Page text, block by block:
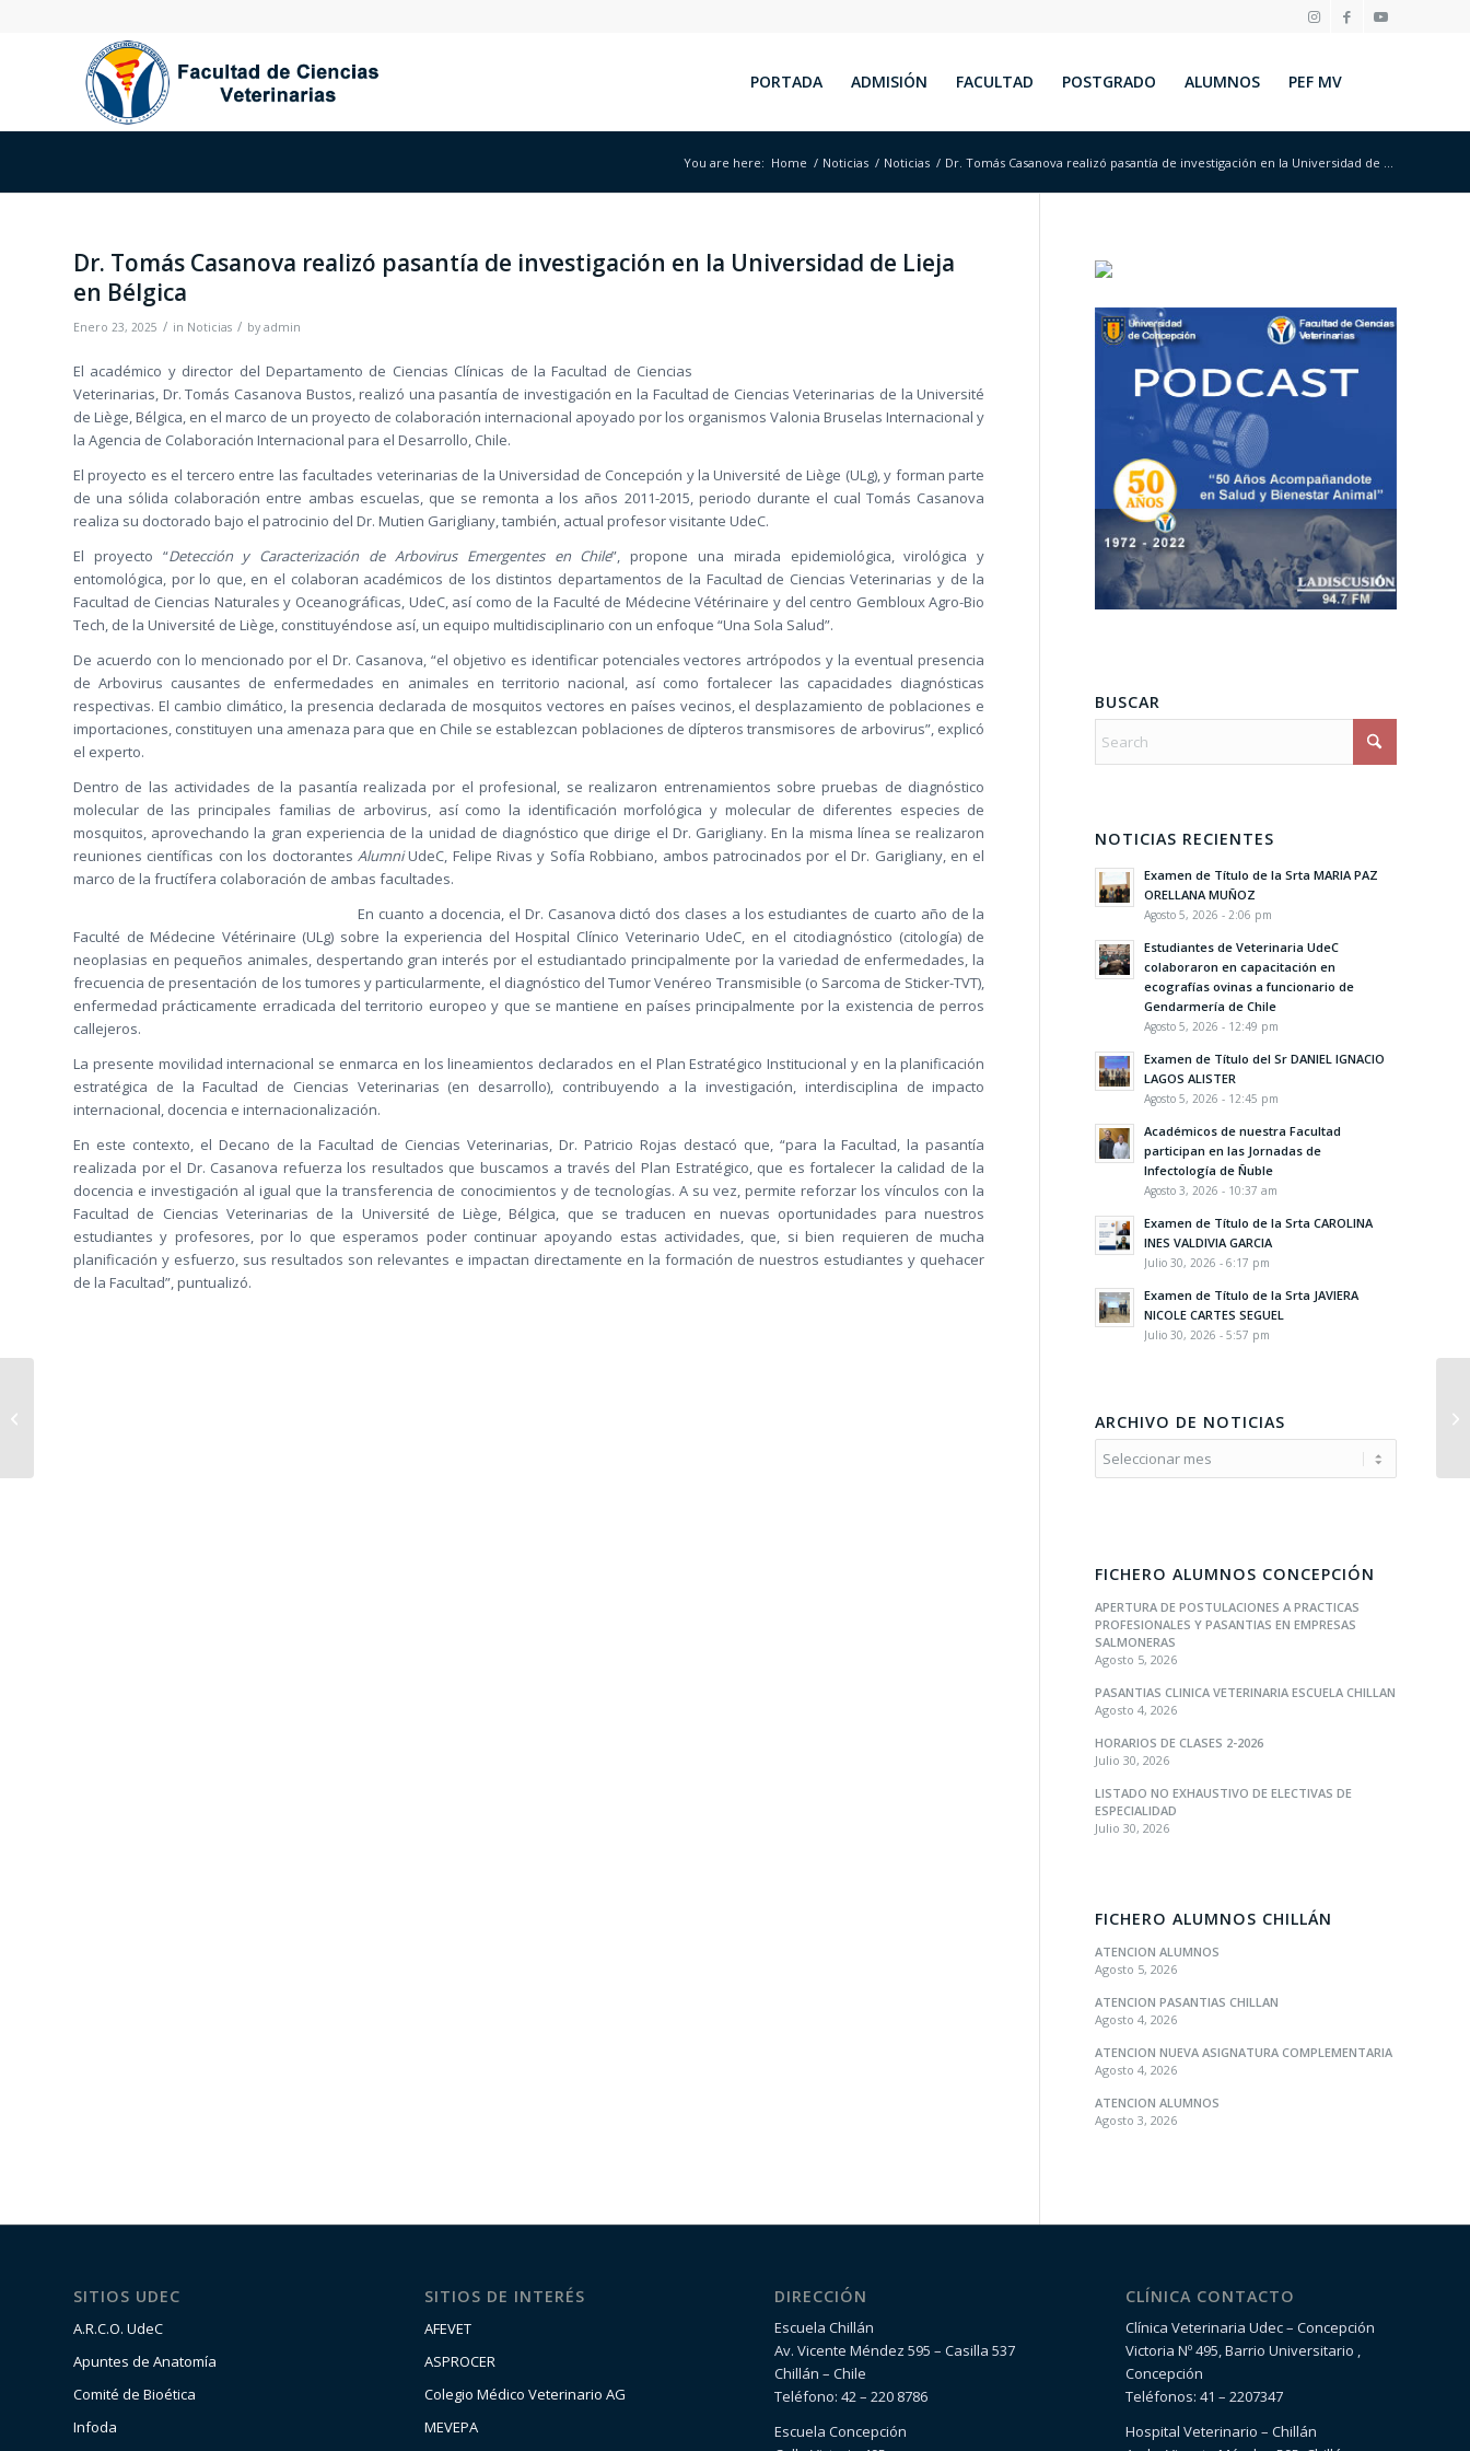
PORTADA ADMISIÓN FACULTAD POSTGRADO ALUMNOS PEF MV
You are here: Home / Noticias / Noticias / Dr. Tomás Casanova realizó pasantía de investigación en la Universidad de ...
Dr. Tomás Casanova realizó pasantía de investigación en la Universidad de Lieja
en Bélgica
Enero 23, 2025 / in Noticias / by admin
El académico y director del Departamento de Ciencias Clínicas de la Facultad de Ciencias
Veterinarias, Dr. Tomás Casanova Bustos, realizó una pasantía de investigación en la Facultad de Ciencias Veterinarias de la Université
de Liège, Bélgica, en el marco de un proyecto de colaboración internacional apoyado por los organismos Valonia Bruselas Internacional y
la Agencia de Colaboración Internacional para el Desarrollo, Chile.
El proyecto es el tercero entre las facultades veterinarias de la Universidad de Concepción y la Université de Liège (ULg), y forman parte
de una sólida colaboración entre ambas escuelas, que se remonta a los años 2011-2015, periodo durante el cual Tomás Casanova
realiza su doctorado bajo el patrocinio del Dr. Mutien Garigliany, también, actual profesor visitante UdeC.
El proyecto “Detección y Caracterización de Arbovirus Emergentes en Chile”, propone una mirada epidemiológica, virológica y
entomológica, por lo que, en el colaboran académicos de los distintos departamentos de la Facultad de Ciencias Veterinarias y de la
Facultad de Ciencias Naturales y Oceanográficas, UdeC, así como de la Faculté de Médecine Vétérinaire y del centro Gembloux Agro-Bio
Tech, de la Université de Liège, constituyéndose así, un equipo multidisciplinario con un enfoque “Una Sola Salud”.
De acuerdo con lo mencionado por el Dr. Casanova, “el objetivo es identificar potenciales vectores artrópodos y la eventual presencia
de Arbovirus causantes de enfermedades en animales en territorio nacional, así como fortalecer las capacidades diagnósticas
respectivas. El cambio climático, la presencia declarada de mosquitos vectores en países vecinos, el desplazamiento de poblaciones e
importaciones, constituyen una amenaza para que en Chile se establezcan poblaciones de dípteros transmisores de arbovirus”, explicó
el experto.
Dentro de las actividades de la pasantía realizada por el profesional, se realizaron entrenamientos sobre pruebas de diagnóstico
molecular de las principales familias de arbovirus, así como la identificación morfológica y molecular de diferentes especies de
mosquitos, aprovechando la gran experiencia de la unidad de diagnóstico que dirige el Dr. Garigliany. En la misma línea se realizaron
reuniones científicas con los doctorantes AlumniUdeC, Felipe Rivas y Sofía Robbiano, ambos patrocinados por el Dr. Garigliany, en el
marco de la fructífera colaboración de ambas facultades.
En cuanto a docencia, el Dr. Casanova dictó dos clases a los estudiantes de cuarto año de la
Faculté de Médecine Vétérinaire (ULg) sobre la experiencia del Hospital Clínico Veterinario UdeC, en el citodiagnóstico (citología) de
neoplasias en pequeños animales, despertando gran interés por el estudiantado principalmente por la variedad de enfermedades, la
frecuencia de presentación de los tumores y particularmente, el diagnóstico del Tumor Venéreo Transmisible (o Sarcoma de Sticker-TVT),
enfermedad prácticamente erradicada del territorio europeo y que se mantiene en países principalmente por la existencia de perros
callejeros.
La presente movilidad internacional se enmarca en los lineamientos declarados en el Plan Estratégico Institucional y en la planificación
estratégica de la Facultad de Ciencias Veterinarias (en desarrollo), contribuyendo a la investigación, interdisciplina de impacto
internacional, docencia e internacionalización.
En este contexto, el Decano de la Facultad de Ciencias Veterinarias, Dr. Patricio Rojas destacó que, “para la Facultad, la pasantía
realizada por el Dr. Casanova refuerza los resultados que buscamos a través del Plan Estratégico, que es fortalecer la calidad de la
docencia e investigación al igual que la transferencia de conocimientos y de tecnologías. A su vez, permite reforzar los vínculos con la
Facultad de Ciencias Veterinarias de la Université de Liège, Bélgica, que se traducen en nuevas oportunidades para nuestros
estudiantes y profesores, por lo que esperamos poder continuar apoyando estas actividades, que, si bien requieren de mucha
planificación y esfuerzo, sus resultados son relevantes e impactan directamente en la formación de nuestros estudiantes y quehacer
de la Facultad”, puntualizó.
BUSCAR
NOTICIAS RECIENTES
Examen de Título de la Srta MARIA PAZ
ORELLANA MUÑOZ
Agosto 5, 2026 - 2:06 pm
Estudiantes de Veterinaria UdeC
colaboraron en capacitación en
ecografías ovinas a funcionario de
Gendarmería de Chile
Agosto 5, 2026 - 12:49 pm
Examen de Título del Sr DANIEL IGNACIO
LAGOS ALISTER
Agosto 5, 2026 - 12:45 pm
Académicos de nuestra Facultad
participan en las Jornadas de
Infectología de Ñuble
Agosto 3, 2026 - 10:37 am
Examen de Título de la Srta CAROLINA
INES VALDIVIA GARCIA
Julio 30, 2026 - 6:17 pm
Examen de Título de la Srta JAVIERA
NICOLE CARTES SEGUEL
Julio 30, 2026 - 5:57 pm
ARCHIVO DE NOTICIAS
FICHERO ALUMNOS CONCEPCIÓN
APERTURA DE POSTULACIONES A PRACTICAS
PROFESIONALES Y PASANTIAS EN EMPRESAS
SALMONERAS
Agosto 5, 2026
PASANTIAS CLINICA VETERINARIA ESCUELA CHILLAN
Agosto 4, 2026
HORARIOS DE CLASES 2-2026
Julio 30, 2026
LISTADO NO EXHAUSTIVO DE ELECTIVAS DE
ESPECIALIDAD
Julio 30, 2026
FICHERO ALUMNOS CHILLÁN
ATENCION ALUMNOS
Agosto 5, 2026
ATENCION PASANTIAS CHILLAN
Agosto 4, 2026
ATENCION NUEVA ASIGNATURA COMPLEMENTARIA
Agosto 4, 2026
ATENCION ALUMNOS
Agosto 3, 2026
SITIOS UDEC
A.R.C.O. UdeC
Apuntes de Anatomía
Comité de Bioética
Infoda
SITIOS DE INTERÉS
AFEVET
ASPROCER
Colegio Médico Veterinario AG
MEVEPA
DIRECCIÓN
Escuela Chillán
Av. Vicente Méndez 595 – Casilla 537
Chillán – Chile
Teléfono: 42 – 220 8786
Escuela Concepción
CLÍNICA CONTACTO
Clínica Veterinaria Udec – Concepción
Victoria Nº 495, Barrio Universitario ,
Concepción
Teléfonos: 41 – 2207347
Hospital Veterinario – Chillán